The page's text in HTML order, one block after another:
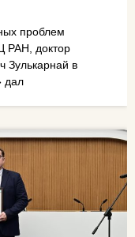
проблем
РАН, доктор
Зулькарнай в
дал